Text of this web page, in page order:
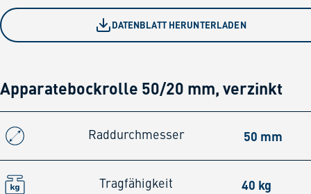
DATENBLATT HERUNTERLADEN
Apparatebockrolle 50/20 mm, verzinkt
Raddurchmesser 50 mm
Tragfähigkeit 40 kg